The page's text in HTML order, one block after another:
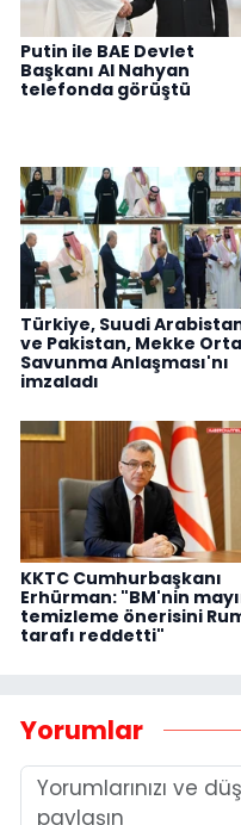
Putin ile BAE Devlet
Başkanı Al Nahyan
telefonda görüştü
Türkiye, Suudi
ve Pakistan, Mekke
Savunma Anlaşması'nı
imzaladı
KKTC Cumhurbaşkanı
Erhürman: "BM'nin
temizleme önerisini
tarafı reddetti"
Yorumlar